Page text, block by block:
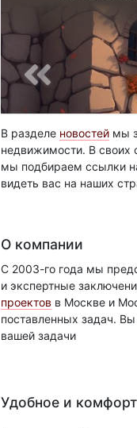
В разделе новостей мы
недвижимости. В своих
мы подбираем ссылки
видеть вас на наших
О компании
С 2003-го года мы
и экспертные
проектов в Москве и
поставленных задач.
вашей задачи
Удобное и